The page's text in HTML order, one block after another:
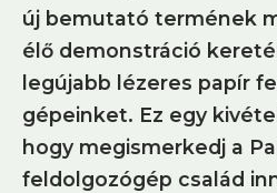
új bemutató termének
élő demonstráció
legújabb lézeres papír
gépeinket. Ez egy
hogy megismerkedj a
feldolgozógép család